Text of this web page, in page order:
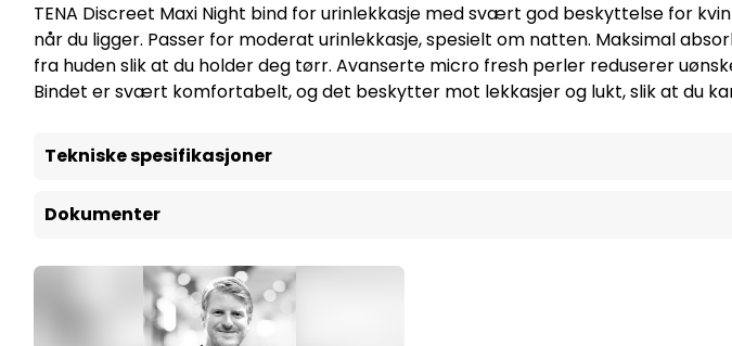
TENA Discreet Maxi Night bind for urinlekkasje med svært god beskyttelse for
når du ligger. Passer for moderat urinlekkasje, spesielt om natten. Maksimal
fra huden slik at du holder deg tørr. Avanserte micro fresh perler reduserer
Bindet er svært komfortabelt, og det beskytter mot lekkasjer og lukt, slik at du
Tekniske spesifikasjoner
Dokumenter